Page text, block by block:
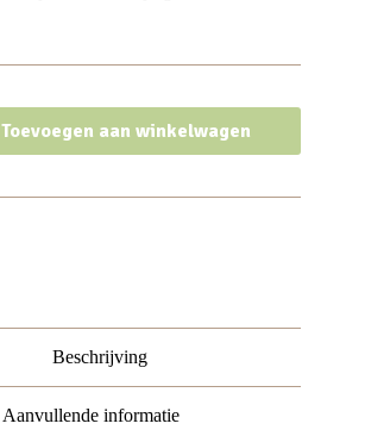
Toevoegen aan winkelwagen
Beschrijving
Aanvullende informatie